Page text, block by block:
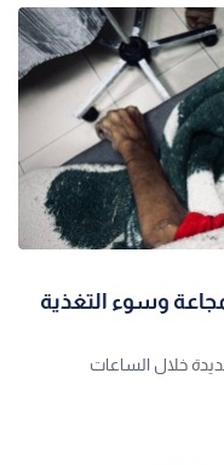
المجاعة وسوء التغذية
3 حالات وفاة جديدة خلال الساعات